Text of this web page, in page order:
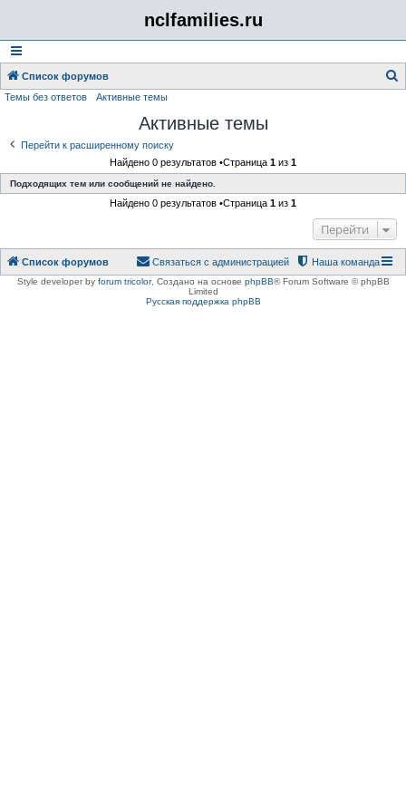
nclfamilies.ru
Список форумов
Темы без ответов Активные темы
Активные темы
Перейти к расширенному поиску
Найдено 0 результатов •Страница 1 из 1
Подходящих тем или сообщений не найдено.
Найдено 0 результатов •Страница 1 из 1
Перейти
Список форумов Наша команда
Связаться с администрацией
Style developer by forum tricolor, Создано на основе phpBB® Forum Software © phpBB
Limited
Русская поддержка phpBB